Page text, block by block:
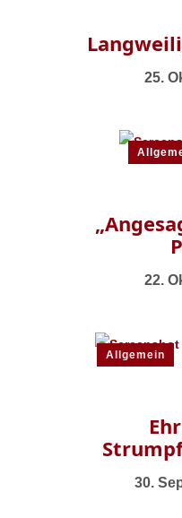
25.
22.
Allgemein
30.